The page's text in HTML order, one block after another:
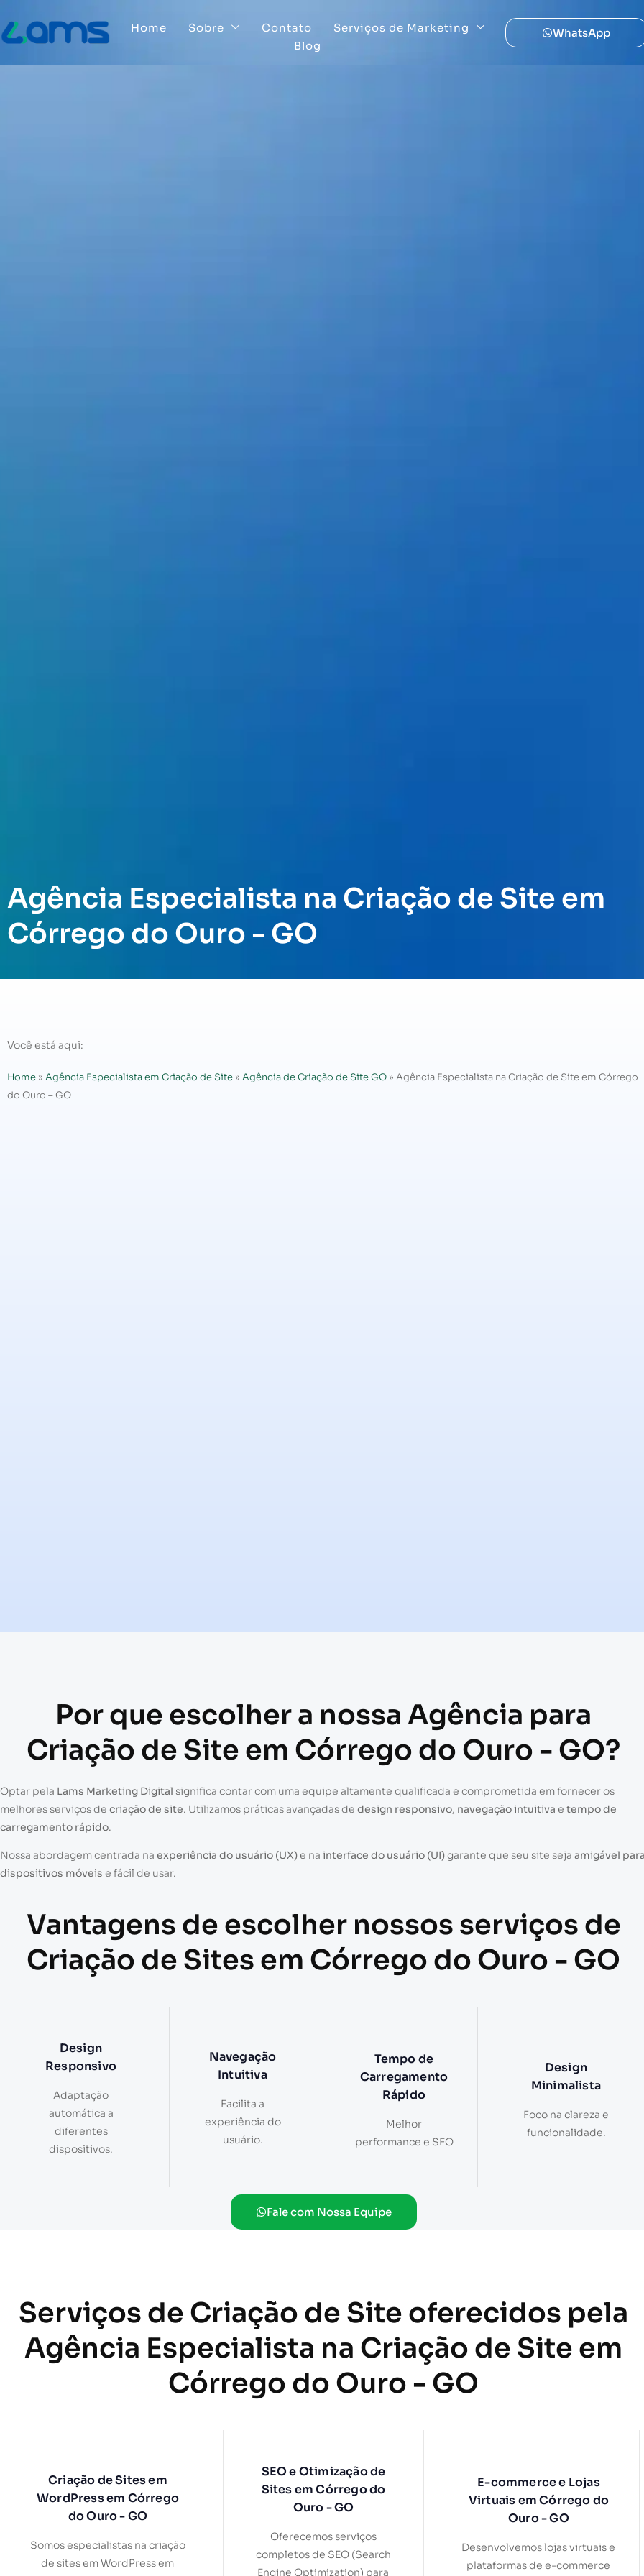
Home Sobre Contato
Serviços de Marketing
Blog
WhatsApp
Agência Especialista na Criação de Site em
Córrego do Ouro - GO
Você está aqui:
Home » Agência Especialista em Criação de Site » Agência de Criação de Site GO » Agência Especialista na Criação de Site em Córrego
do Ouro – GO
Por que escolher a nossa Agência para
Criação de Site em Córrego do Ouro - GO?
Optar pela Lams Marketing Digital significa contar com uma equipe altamente qualificada e comprometida em fornecer os
melhores serviços de criação de site. Utilizamos práticas avançadas de design responsivo, navegação intuitiva e tempo de
carregamento rápido.
Nossa abordagem centrada na experiência do usuário (UX)e na interface do usuário (UI)garante que seu site seja amigável
dispositivos móveis e fácil de usar.
Vantagens de escolher nossos serviços de
Criação de Sites em Córrego do Ouro - GO
Design
Responsivo
Adaptação
automática a
diferentes
dispositivos.
Navegação
Intuitiva
Facilita a
experiência do
usuário.
Tempo de
Carregamento
Rápido
Melhor
performance e SEO
Design
Minimalista
Foco na clareza e
funcionalidade.
Fale com Nossa Equipe
Serviços de Criação de Site oferecidos pela
Agência Especialista na Criação de Site em
Córrego do Ouro - GO
Criação de Sites em
WordPress em Córrego
do Ouro - GO
Somos especialistas na criação
de sites em WordPress em
SEO e Otimização de
Sites em Córrego do
Ouro - GO
Oferecemos serviços
completos de SEO (Search
Engine Optimization) para
E-commerce e Lojas
Virtuais em Córrego do
Ouro - GO
Desenvolvemos lojas virtuais e
plataformas de e-commerce